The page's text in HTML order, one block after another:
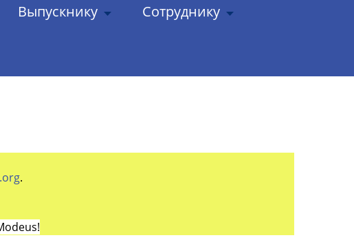
Выпускнику Сотруднику
.